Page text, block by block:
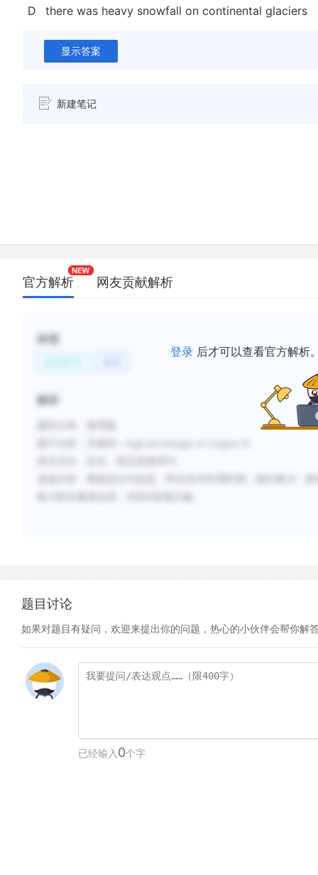
D
there was heavy snowfall on continental glaciers
显示答案
新建笔记
官方解析 网友贡献解析
登录 后才可以查看官方解析
标签
解析
题目讨论
如果对题目有疑问，欢迎来提出你的问题，热心的小伙伴会帮你解
已经输入 0个字